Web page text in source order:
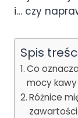
i… czy
Spis
Co
mocy
Różnice